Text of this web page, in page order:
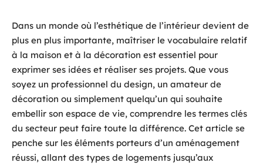
Dans un monde où l’esthétique de l’intérieur devient de
plus en plus importante, maîtriser le vocabulaire relatif
à la maison et à la décoration est essentiel pour
exprimer ses idées et réaliser ses projets. Que vous
soyez un professionnel du design, un amateur de
décoration ou simplement quelqu’un qui souhaite
embellir son espace de vie, comprendre les termes clés
du secteur peut faire toute la différence. Cet article se
penche sur les éléments porteurs d’un aménagement
réussi, allant des types de logements jusqu’aux